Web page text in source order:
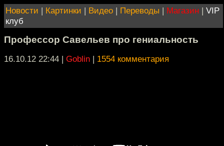
Новости | Картинки | Видео | Переводы | Магазин | VIP
клуб
Профессор Савельев про гениальность
16.10.12 22:44 | Goblin | 1554 комментария